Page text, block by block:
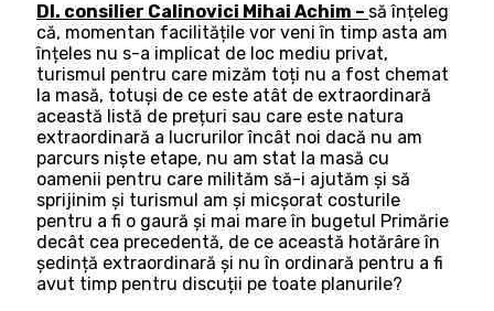
Dl. consilier Calinovici Mihai Achim – să înțeleg
că, momentan facilitățile vor veni în timp asta am
înțeles nu s-a implicat de loc mediu privat,
turismul pentru care mizăm toți nu a fost chemat
la masă, totuși de ce este atât de extraordinară
această listă de prețuri sau care este natura
extraordinară a lucrurilor încât noi dacă nu am
parcurs niște etape, nu am stat la masă cu
oamenii pentru care milităm să-i ajutăm și să
sprijinim și turismul am și micșorat costurile
pentru a fi o gaură și mai mare în bugetul Primărie
decât cea precedentă, de ce această hotărâre în
ședință extraordinară și nu în ordinară pentru a fi
avut timp pentru discuții pe toate planurile?